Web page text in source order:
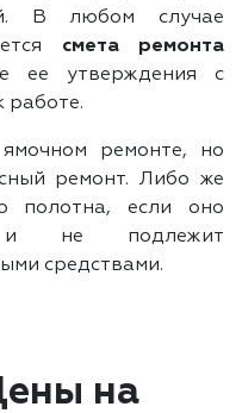
В любом случае
смета ремонта
ее утверждения с
работе.
ремонте, но
ремонт. Либо же
полотна, если оно
и не подлежит
средствами.
на